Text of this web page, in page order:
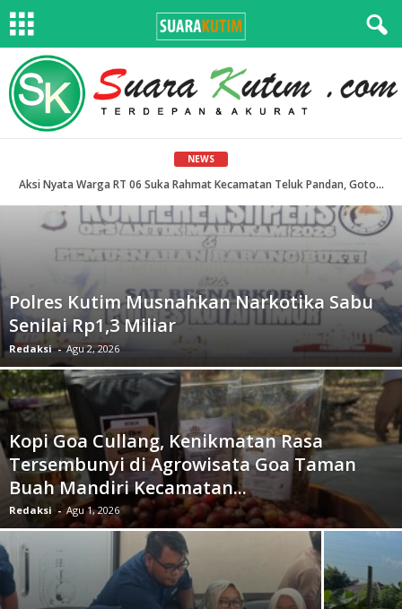
NEWS
Aksi Nyata Warga RT 06 Suka Rahmat Kecamatan Teluk Pandan, Gotong Royong Lakukan Pengerasan Jalan
Polres Kutim Musnahkan Narkotika Sabu
Senilai Rp1,3 Miliar
Redaksi - Agu 2, 2026
Kopi Goa Cullang, Kenikmatan Rasa
Tersembunyi di Agrowisata Goa Taman
Buah Mandiri Kecamatan...
Redaksi - Agu 1, 2026